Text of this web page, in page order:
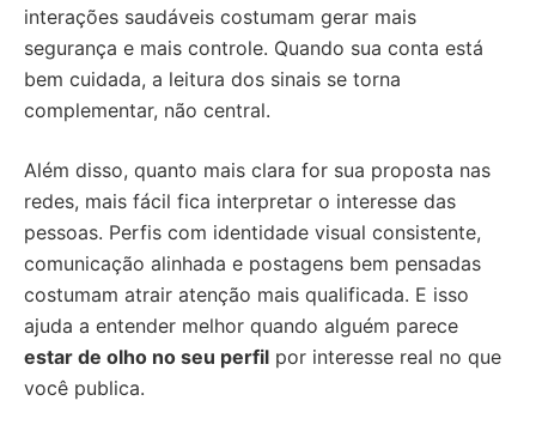
interações saudáveis costumam gerar mais
segurança e mais controle. Quando sua conta está
bem cuidada, a leitura dos sinais se torna
complementar, não central.
Além disso, quanto mais clara for sua proposta nas
redes, mais fácil fica interpretar o interesse das
pessoas. Perfis com identidade visual consistente,
comunicação alinhada e postagens bem pensadas
costumam atrair atenção mais qualificada. E isso
ajuda a entender melhor quando alguém parece
estar de olho no seu perfil por interesse real no que
você publica.